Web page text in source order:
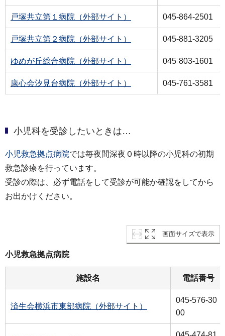
戸塚共立第１病院（外部サイト） 045-864-2501
戸塚共立第２病院（外部サイト） 045-881-3205
ゆめが丘総合病院（外部サイト） 045⁻803-1601
康心会汐見台病院（外部サイト） 045-761-3581
小児科を受診したいときは…
小児救急拠点病院では毎夜間深夜０時以降の小児科の初期
救急診療を行っています。
受診の際は、必ず電話をして受診が可能か確認をしてから
お出かけください。
画面サイズで表示
小児救急拠点病院
施設名 電話番号
済生会横浜市東部病院（外部サイト）
045-576-30
00